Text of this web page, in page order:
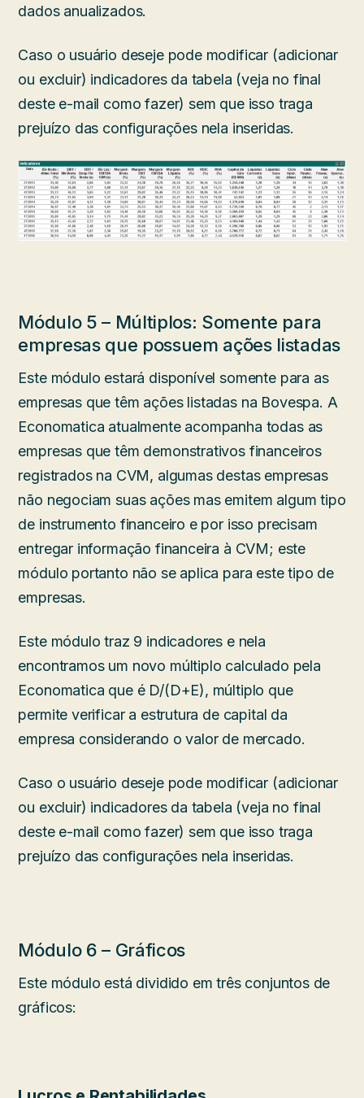
dados anualizados.
Caso o usuário deseje pode modificar (adicionar
ou excluir) indicadores da tabela (veja no final
deste e-mail como fazer) sem que isso traga
prejuízo das configurações nela inseridas.
Módulo 5 – Múltiplos: Somente para
empresas que possuem ações listadas
Este módulo estará disponível somente para as
empresas que têm ações listadas na Bovespa. A
Economatica atualmente acompanha todas as
empresas que têm demonstrativos financeiros
registrados na CVM, algumas destas empresas
não negociam suas ações mas emitem algum tipo
de instrumento financeiro e por isso precisam
entregar informação financeira à CVM; este
módulo portanto não se aplica para este tipo de
empresas.
Este módulo traz 9 indicadores e nela
encontramos um novo múltiplo calculado pela
Economatica que é D/(D+E), múltiplo que
permite verificar a estrutura de capital da
empresa considerando o valor de mercado.
Caso o usuário deseje pode modificar (adicionar
ou excluir) indicadores da tabela (veja no final
deste e-mail como fazer) sem que isso traga
prejuízo das configurações nela inseridas.
Módulo 6 – Gráficos
Este módulo está dividido em três conjuntos de
gráficos: